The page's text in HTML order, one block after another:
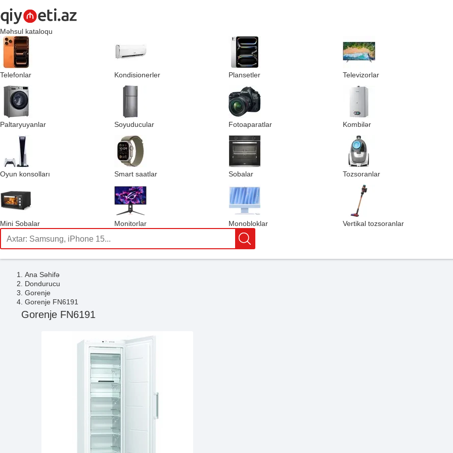
Məhsul kataloqu
Telefonlar Kondisionerler Plansetler Televizorlar
Paltaryuyanlar Soyuducular Fotoaparatlar Kombilər
Oyun konsolları Smart saatlar Sobalar Tozsoranlar
Mini Sobalar Monitorlar Monobloklar Vertikal tozsoranlar
Ana Səhifə
Dondurucu
Gorenje
Gorenje FN6191
Gorenje FN6191